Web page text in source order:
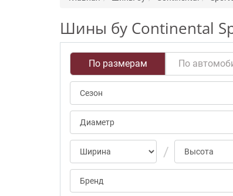
Шины бу Continental
По размерам По